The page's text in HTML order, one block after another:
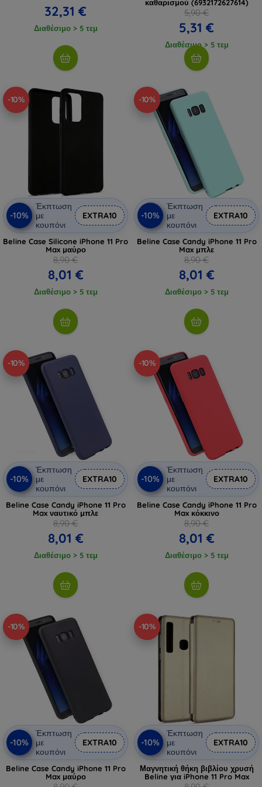
32,31 €
Διαθέσιμο > 5 τεμ
καθαρισμού (6932172627614)
5,90 €
5,31 €
Διαθέσιμο > 5 τεμ
-10%
-10%
Έκπτωση
με
κουπόνι
EXTRA10
Beline Case Silicone iPhone 11 Pro
Max μαύρο
8,90 €
8,01 €
Διαθέσιμο > 5 τεμ
-10%
-10%
Έκπτωση
με
κουπόνι
EXTRA10
Beline Case Candy iPhone 11 Pro
Max μπλε
8,90 €
8,01 €
Διαθέσιμο > 5 τεμ
-10%
-10%
Έκπτωση
με
κουπόνι
EXTRA10
Beline Case Candy iPhone 11 Pro
Max ναυτικό μπλε
8,90 €
8,01 €
Διαθέσιμο > 5 τεμ
-10%
-10%
Έκπτωση
με
κουπόνι
EXTRA10
Beline Case Candy iPhone 11 Pro
Max κόκκινο
8,90 €
8,01 €
Διαθέσιμο > 5 τεμ
-10%
-10%
Έκπτωση
με
κουπόνι
EXTRA10
Beline Case Candy iPhone 11 Pro
Max μαύρο
-10%
-10%
Έκπτωση
με
κουπόνι
EXTRA10
Μαγνητική θήκη βιβλίου χρυσή
Beline για iPhone 11 Pro Max